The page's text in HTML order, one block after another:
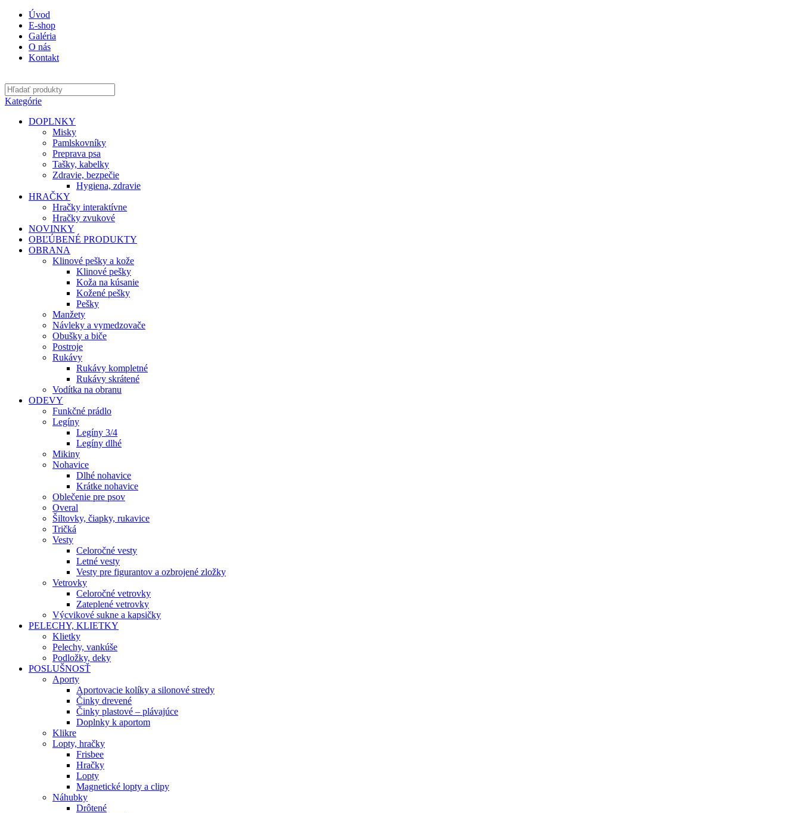
Úvod
E-shop
Galéria
O nás
Kontakt
Kategórie
DOPLNKY
Misky
Pamlskovníky
Preprava psa
Tašky, kabelky
Zdravie, bezpečie
Hygiena, zdravie
HRAČKY
Hračky interaktívne
Hračky zvukové
NOVINKY
OBĽÚBENÉ PRODUKTY
OBRANA
Klinové pešky a kože
Klinové pešky
Koža na kúsanie
Kožené pešky
Pešky
Manžety
Návleky a vymedzovače
Obušky a biče
Postroje
Rukávy
Rukávy kompletné
Rukávy skrátené
Vodítka na obranu
ODEVY
Funkčné prádlo
Legíny
Legíny 3/4
Legíny dlhé
Mikiny
Nohavice
Dlhé nohavice
Krátke nohavice
Oblečenie pre psov
Overal
Šiltovky, čiapky, rukavice
Tričká
Vesty
Celoročné vesty
Letné vesty
Vesty pre figurantov a ozbrojené zložky
Vetrovky
Celoročné vetrovky
Zateplené vetrovky
Výcvikové sukne a kapsičky
PELECHY, KLIETKY
Klietky
Pelechy, vankúše
Podložky, deky
POSLUŠNOSŤ
Aporty
Aportovacie kolíky a silonové stredy
Činky drevené
Činky plastové – plávajúce
Doplnky k aportom
Klikre
Lopty, hračky
Frisbee
Hračky
Lopty
Magnetické lopty a clipy
Náhubky
Drôtené